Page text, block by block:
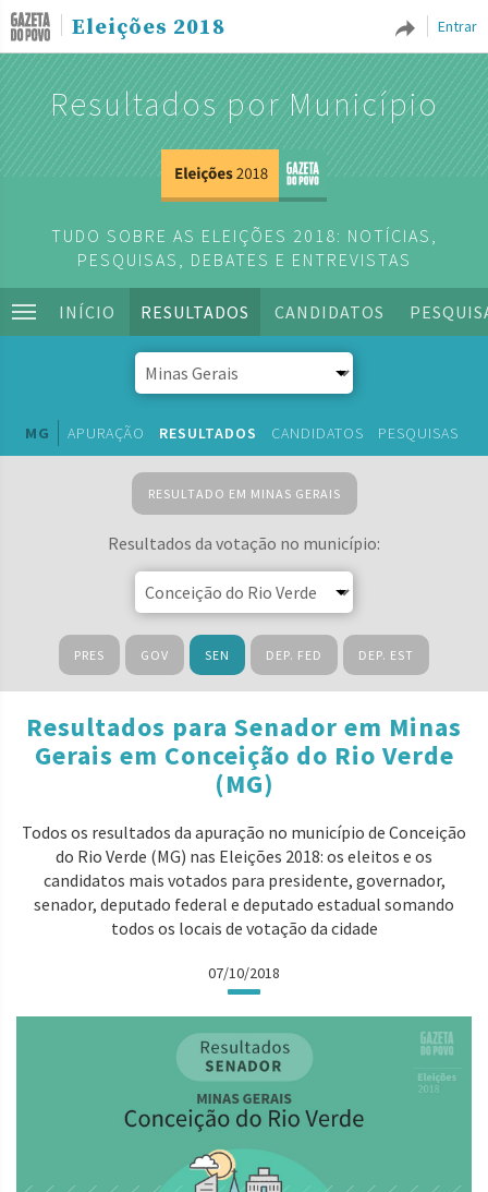
Entrar
Eleições 2018
Resultados por Município
TUDO SOBRE AS ELEIÇÕES 2018: NOTÍCIAS,
PESQUISAS, DEBATES E ENTREVISTAS
INÍCIO RESULTADOS CANDIDATOS
MG APURAÇÃO RESULTADOS CANDIDATOS PESQUISAS
RESULTADO EM MINAS GERAIS
Resultados da votação no município:
PRES GOV SEN DEP. FED DEP. EST
Resultados para Senador em Minas
Gerais em Conceição do Rio Verde
(MG)
Todos os resultados da apuração no município de Conceição
do Rio Verde (MG) nas Eleições 2018: os eleitos e os
candidatos mais votados para presidente, governador,
senador, deputado federal e deputado estadual somando
todos os locais de votação da cidade
07/10/2018